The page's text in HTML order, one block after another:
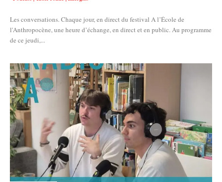
Les conversations. Chaque jour, en direct du festival A l’École de
l'Anthropocène, une heure d’échange, en direct et en public. Au programme
de ce jeudi,...